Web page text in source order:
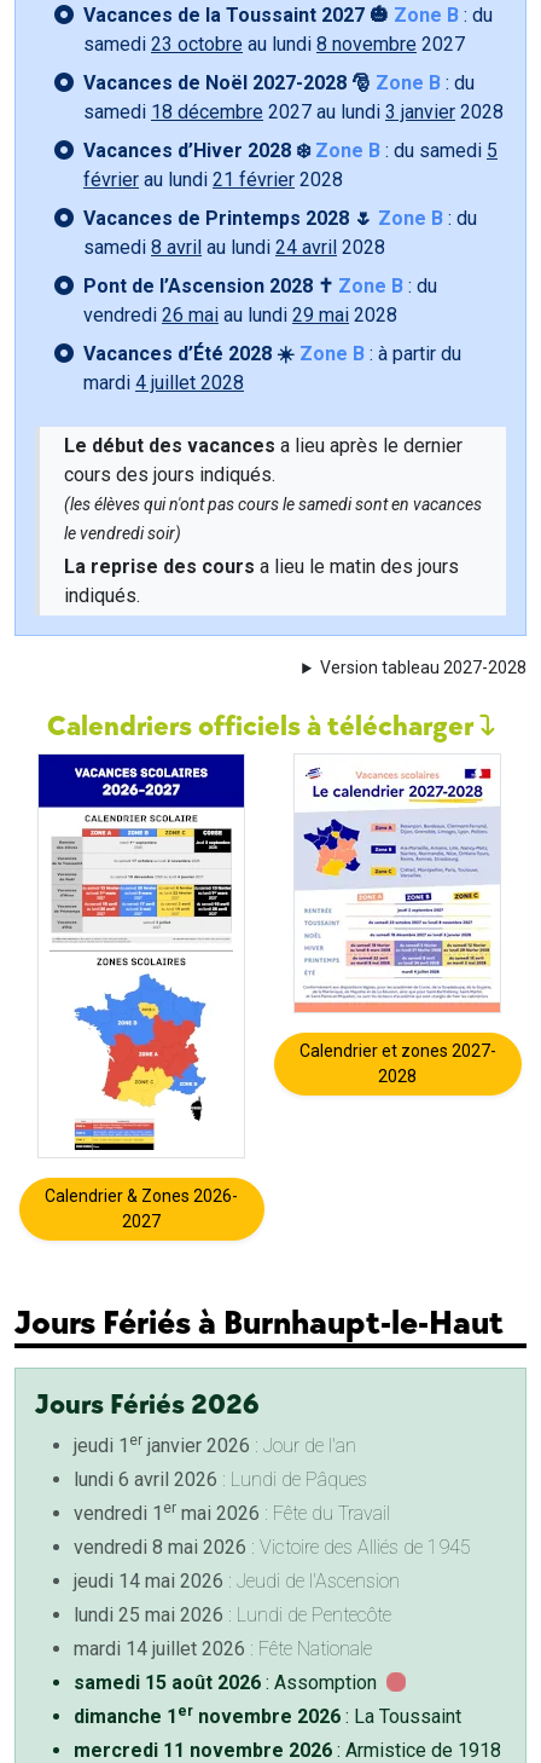
Vacances de la Toussaint 2027 🎃 Zone B : du
samedi 23 octobre au lundi 8 novembre 2027
Vacances de Noël 2027-2028 🎅 Zone B : du
samedi 18 décembre 2027 au lundi 3 janvier 2028
Vacances d’Hiver 2028 ❄️ Zone B : du samedi 5
février au lundi 21 février 2028
Vacances de Printemps 2028 🌷 Zone B : du
samedi 8 avril au lundi 24 avril 2028
Pont de l’Ascension 2028 ✝️ Zone B : du
vendredi 26 mai au lundi 29 mai 2028
Vacances d’Été 2028 ☀️ Zone B : à partir du
mardi 4 juillet 2028
Le début des vacances a lieu après le dernier
cours des jours indiqués.
(les élèves qui n'ont pas cours le samedi sont en vacances
le vendredi soir)
La reprise des cours a lieu le matin des jours
indiqués.
Version tableau 2027-2028
Calendriers officiels à télécharger
Calendrier & Zones 2026-
2027
Calendrier et zones 2027-
2028
Jours Fériés à Burnhaupt-le-Haut
Jours Fériés 2026
jeudi 1 er janvier 2026 : Jour de l'an
lundi 6 avril 2026 : Lundi de Pâques
vendredi 1 er mai 2026 : Fête du Travail
vendredi 8 mai 2026 : Victoire des Alliés de 1945
jeudi 14 mai 2026 : Jeudi de l'Ascension
lundi 25 mai 2026 : Lundi de Pentecôte
mardi 14 juillet 2026 : Fête Nationale
samedi 15 août 2026 : Assomption
dimanche 1 er novembre 2026 : La Toussaint
mercredi 11 novembre 2026 : Armistice de 1918